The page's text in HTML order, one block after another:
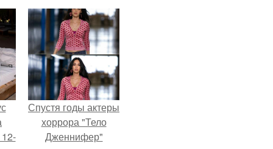
Спустя годы актеры
хоррора "Тело
Дженнифер"